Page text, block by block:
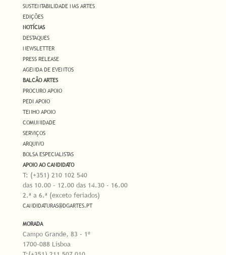
SUSTENTABILIDADE NAS ARTES
EDIÇÕES
NOTÍCIAS
DESTAQUES
NEWSLETTER
PRESS RELEASE
AGENDA DE EVENTOS
BALCÃO ARTES
PROCURO APOIO
PEDI APOIO
TENHO APOIO
COMUNIDADE
SERVIÇOS
ARQUIVO
BOLSA ESPECIALISTAS
APOIO AO CANDIDATO
T: (+351) 210 102 540
das 10.00 - 12.00 das 14.30 - 16.00
2.ª a 6.ª (exceto feriados)
CANDIDATURAS@DGARTES.PT
MORADA
Campo Grande, 83 - 1º
1700-088 Lisboa